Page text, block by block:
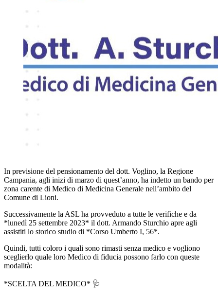
In previsione del pensionamento del dott. Voglino, la Regione
Campania, agli inizi di marzo di quest’anno, ha indetto un bando per
zona carente di Medico di Medicina Generale nell’ambito del
Comune di Lioni.
Successivamente la ASL ha provveduto a tutte le verifiche e da
*lunedì 25 settembre 2023* il dott. Armando Sturchio apre agli
assistiti lo storico studio di *Corso Umberto I, 56*.
Quindi, tutti coloro i quali sono rimasti senza medico e vogliono
sceglierlo quale loro Medico di fiducia possono farlo con queste
modalità:
*SCELTA DEL MEDICO* 🩺